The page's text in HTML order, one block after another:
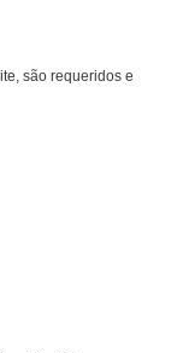
são requeridos e